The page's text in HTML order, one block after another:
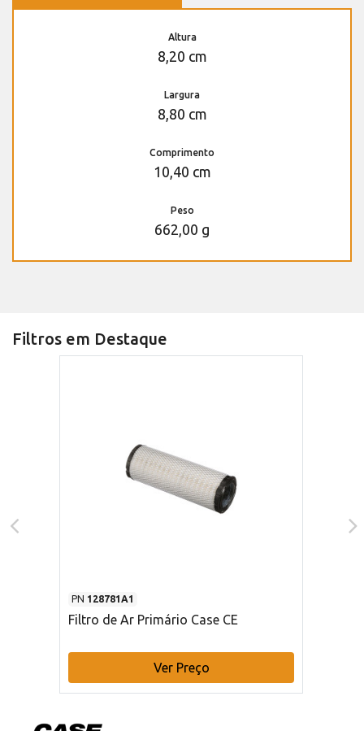
Altura
8,20 cm
Largura
8,80 cm
Comprimento
10,40 cm
Peso
662,00 g
Filtros em Destaque
PN 128781A1
Filtro de Ar Primário Case CE
Ver Preço